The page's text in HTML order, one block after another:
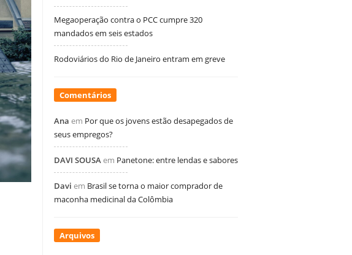
Megaoperação contra o PCC cumpre 320
mandados em seis estados
Rodoviários do Rio de Janeiro entram em greve
Comentários
Ana em Por que os jovens estão desapegados de
seus empregos?
DAVI SOUSAem Panetone: entre lendas e sabores
Davi em Brasil se torna o maior comprador de
maconha medicinal da Colômbia
Arquivos